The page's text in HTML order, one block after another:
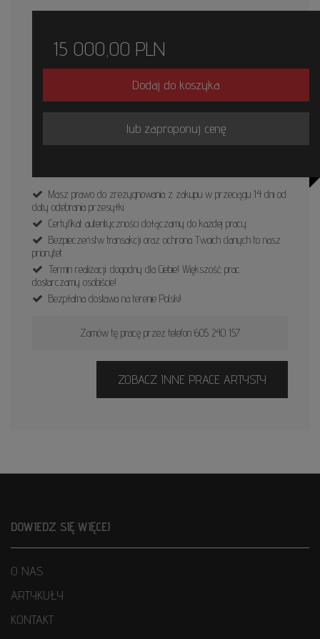
15 000,00 PLN
Dodaj do koszyka
lub zaproponuj cenę
Masz prawo do zrezygnowania z zakupu w przeciągu 14 dni od
daty odebrania przesyłki.
Certyfikat autentyczności dołączamy do każdej pracy.
Bezpieczeństw transakcji oraz ochrona Twoich danych to nasz
priorytet.
Termin realizacji: dogodny dla Ciebie! Większość prac
dostarczamy osobiście!
Bezpłatna dostawa na terenie Polski!
Zamów tę pracę przez telefon 605 240 157
ZOBACZ INNE PRACE ARTYSTY
DOWIEDZ SIĘ WIĘCEJ
O NAS
ARTYKUŁY
KONTAKT